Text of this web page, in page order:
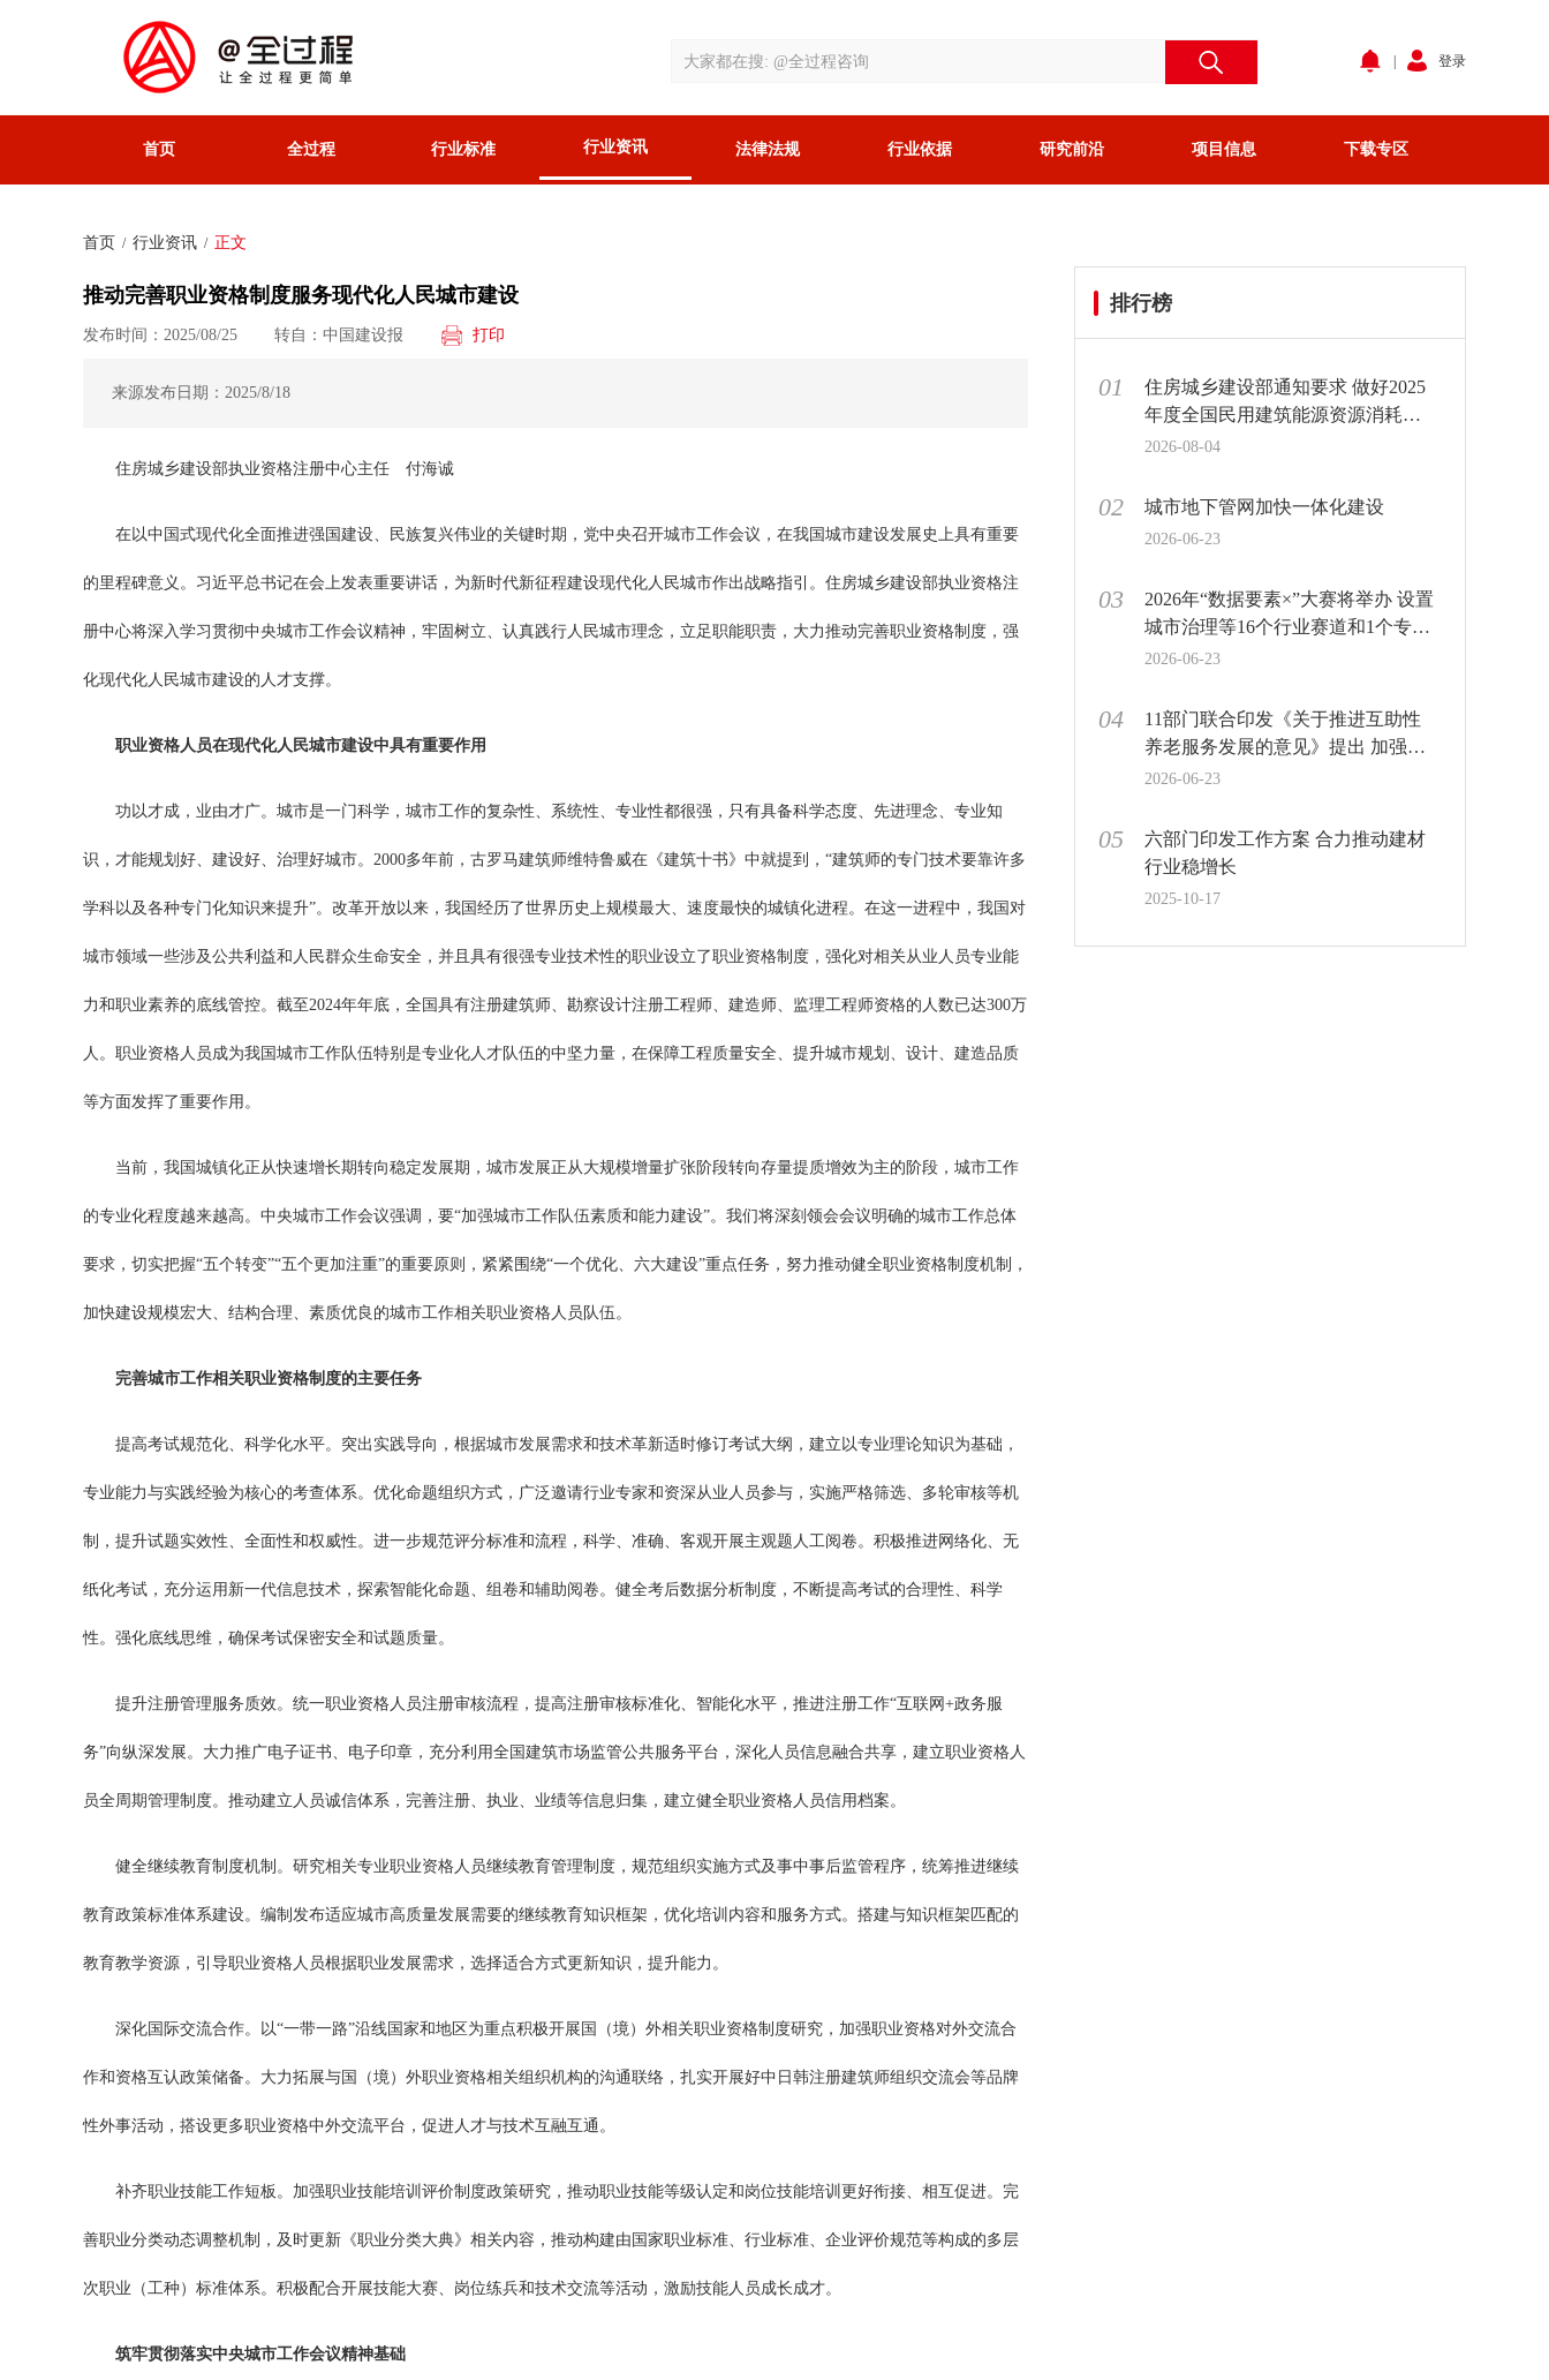
登录
首页 全过程 行业标准 行业资讯 法律法规 行业依据 研究前沿 项目信息 下载专区
首页 / 行业资讯 / 正文
推动完善职业资格制度服务现代化人民城市建设
发布时间：2025/08/25 转自：中国建设报 打印
来源发布日期：2025/8/18
住房城乡建设部执业资格注册中心主任 付海诚
在以中国式现代化全面推进强国建设、民族复兴伟业的关键时期，党中央召开城市工作会议，在我国城市建设发展史上具有重要
的里程碑意义。习近平总书记在会上发表重要讲话，为新时代新征程建设现代化人民城市作出战略指引。住房城乡建设部执业资格注
册中心将深入学习贯彻中央城市工作会议精神，牢固树立、认真践行人民城市理念，立足职能职责，大力推动完善职业资格制度，强
化现代化人民城市建设的人才支撑。
职业资格人员在现代化人民城市建设中具有重要作用
功以才成，业由才广。城市是一门科学，城市工作的复杂性、系统性、专业性都很强，只有具备科学态度、先进理念、专业知
识，才能规划好、建设好、治理好城市。2000多年前，古罗马建筑师维特鲁威在《建筑十书》中就提到，“建筑师的专门技术要靠许多
学科以及各种专门化知识来提升”。改革开放以来，我国经历了世界历史上规模最大、速度最快的城镇化进程。在这一进程中，我国对
城市领域一些涉及公共利益和人民群众生命安全，并且具有很强专业技术性的职业设立了职业资格制度，强化对相关从业人员专业能
力和职业素养的底线管控。截至2024年年底，全国具有注册建筑师、勘察设计注册工程师、建造师、监理工程师资格的人数已达300万
人。职业资格人员成为我国城市工作队伍特别是专业化人才队伍的中坚力量，在保障工程质量安全、提升城市规划、设计、建造品质
等方面发挥了重要作用。
当前，我国城镇化正从快速增长期转向稳定发展期，城市发展正从大规模增量扩张阶段转向存量提质增效为主的阶段，城市工作
的专业化程度越来越高。中央城市工作会议强调，要“加强城市工作队伍素质和能力建设”。我们将深刻领会会议明确的城市工作总体
要求，切实把握“五个转变”“五个更加注重”的重要原则，紧紧围绕“一个优化、六大建设”重点任务，努力推动健全职业资格制度机制，
加快建设规模宏大、结构合理、素质优良的城市工作相关职业资格人员队伍。
完善城市工作相关职业资格制度的主要任务
提高考试规范化、科学化水平。突出实践导向，根据城市发展需求和技术革新适时修订考试大纲，建立以专业理论知识为基础，
专业能力与实践经验为核心的考查体系。优化命题组织方式，广泛邀请行业专家和资深从业人员参与，实施严格筛选、多轮审核等机
制，提升试题实效性、全面性和权威性。进一步规范评分标准和流程，科学、准确、客观开展主观题人工阅卷。积极推进网络化、无
纸化考试，充分运用新一代信息技术，探索智能化命题、组卷和辅助阅卷。健全考后数据分析制度，不断提高考试的合理性、科学
性。强化底线思维，确保考试保密安全和试题质量。
提升注册管理服务质效。统一职业资格人员注册审核流程，提高注册审核标准化、智能化水平，推进注册工作“互联网+政务服
务”向纵深发展。大力推广电子证书、电子印章，充分利用全国建筑市场监管公共服务平台，深化人员信息融合共享，建立职业资格人
员全周期管理制度。推动建立人员诚信体系，完善注册、执业、业绩等信息归集，建立健全职业资格人员信用档案。
健全继续教育制度机制。研究相关专业职业资格人员继续教育管理制度，规范组织实施方式及事中事后监管程序，统筹推进继续
教育政策标准体系建设。编制发布适应城市高质量发展需要的继续教育知识框架，优化培训内容和服务方式。搭建与知识框架匹配的
教育教学资源，引导职业资格人员根据职业发展需求，选择适合方式更新知识，提升能力。
深化国际交流合作。以“一带一路”沿线国家和地区为重点积极开展国（境）外相关职业资格制度研究，加强职业资格对外交流合
作和资格互认政策储备。大力拓展与国（境）外职业资格相关组织机构的沟通联络，扎实开展好中日韩注册建筑师组织交流会等品牌
性外事活动，搭设更多职业资格中外交流平台，促进人才与技术互融互通。
补齐职业技能工作短板。加强职业技能培训评价制度政策研究，推动职业技能等级认定和岗位技能培训更好衔接、相互促进。完
善职业分类动态调整机制，及时更新《职业分类大典》相关内容，推动构建由国家职业标准、行业标准、企业评价规范等构成的多层
次职业（工种）标准体系。积极配合开展技能大赛、岗位练兵和技术交流等活动，激励技能人员成长成才。
筑牢贯彻落实中央城市工作会议精神基础
排行榜
01
住房城乡建设部通知要求 做好2025
年度全国民用建筑能源资源消耗统
计调查
2026-08-04
02 城市地下管网加快一体化建设
2026-06-23
03
2026年“数据要素×”大赛将举办 设置
城市治理等16个行业赛道和1个专业
赛道
2026-06-23
04
11部门联合印发《关于推进互助性
养老服务发展的意见》提出 加强互
助性养老服务设施无障碍、适老化
2026-06-23
05
六部门印发工作方案 合力推动建材
行业稳增长
2025-10-17